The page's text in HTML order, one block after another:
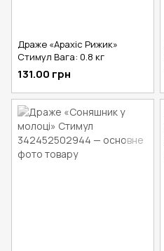
Драже «Арахіс Рижик»
Стимул Вага: 0.8 кг
131.00 грн